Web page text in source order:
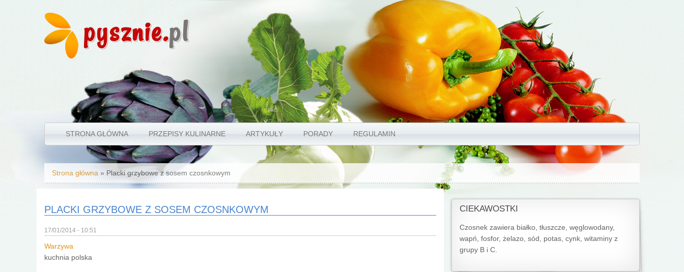
pysznie.pl
STRONA GŁÓWNA PRZEPISY KULINARNE ARTYKUŁY PORADY REGULAMIN
Jesteś tutaj
Strona główna » Placki grzybowe z sosem czosnkowym
PLACKI GRZYBOWE Z SOSEM CZOSNKOWYM
17/01/2014 - 10:51
Warzywa
kuchnia polska
CIEKAWOSTKI
Czosnek zawiera białko, tłuszcze, węglowodany,
wapń, fosfor, żelazo, sód, potas, cynk, witaminy z
grupy B i C.